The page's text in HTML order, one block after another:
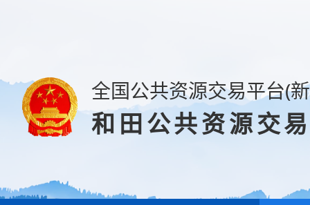
全国公共资源交易平台(
和田公共资源交